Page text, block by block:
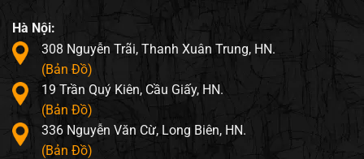
Hà Nội:
308 Nguyễn Trãi, Thanh Xuân Trung, HN.
(Bản Đồ)
19 Trần Quý Kiên, Cầu Giấy, HN.
(Bản Đồ)
336 Nguyễn Văn Cừ, Long Biên, HN.
(Bản Đồ)